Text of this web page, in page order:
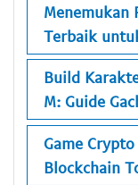
Menemukan
Terbaik
Build
M: Guide
Game
Blockchain